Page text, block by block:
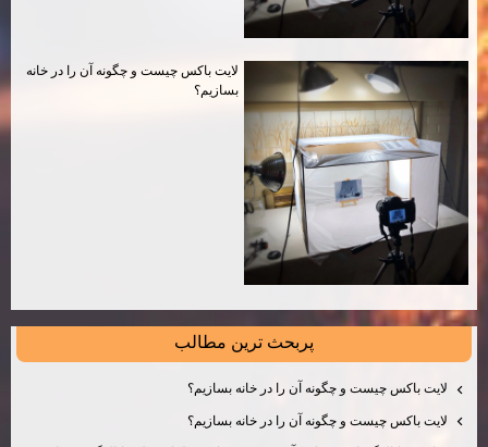
لايت باكس چيست و چگونه آن را در خانه
بسازيم؟
پربحث ترين مطالب
لايت باكس چيست و چگونه آن را در خانه بسازيم؟
لايت باكس چيست و چگونه آن را در خانه بسازيم؟